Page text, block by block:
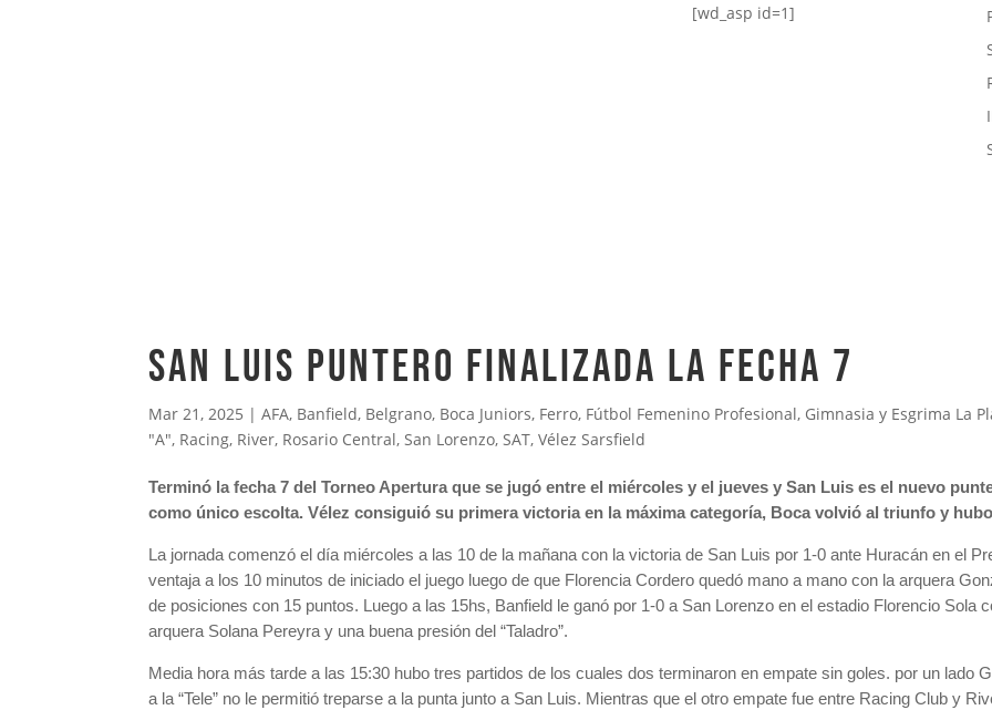
[wd_asp id=1]
SAN LUIS PUNTERO FINALIZADA LA FECHA 7
Mar 21, 2025 |AFA, Banfield, Belgrano, Boca Juniors, Ferro, Fútbol Femenino Profesional, Gimnasia y Esgrima La
"A", Racing, River, Rosario Central, San Lorenzo, SAT,Vélez Sarsfield
Terminó la fecha 7 del Torneo Apertura que se jugó entre el miércoles y el jueves y San Luis es el nuevo
como único escolta. Vélez consiguió su primera victoria en la máxima categoría, Boca volvió al triunfo y
La jornada comenzó el día miércoles a las 10 de la mañana con la victoria de San Luis por 1-0 ante Huracán en el
ventaja a los 10 minutos de iniciado el juego luego de que Florencia Cordero quedó mano a mano con la arquera
de posiciones con 15 puntos. Luego a las 15hs, Banfield le ganó por 1-0 a San Lorenzo en el estadio Florencio Sola
arquera Solana Pereyra y una buena presión del “Taladro”.
Media hora más tarde a las 15:30 hubo tres partidos de los cuales dos terminaron en empate sin goles. por un lado
a la “Tele” no le permitió treparse a la punta junto a San Luis. Mientras que el otro empate fue entre Racing Club y